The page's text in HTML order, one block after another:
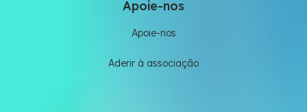
Apoie-nos
Apoie-nos
Aderir à associação